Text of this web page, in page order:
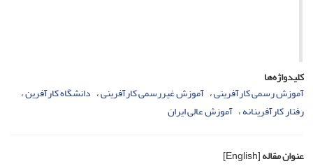
کلیدواژه‌ها
آموزش رسمی کارآفرینی آموزش غیررسمی کارآفرینی دانشگاه کارآفرین
رفتار کارآفرینانه آموزش عالی ایران
عنوان مقاله[English]